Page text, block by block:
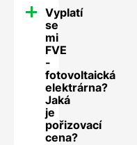
Vyplatí
se
mi
FVE
-
fotovoltaická
elektrárna?
Jaká
je
pořizovací
cena?